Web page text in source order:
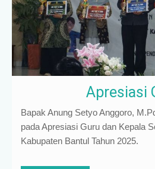
Apresiasi
Bapak Anung Setyo Anggoro,
pada Apresiasi Guru dan Kepala
Kabupaten Bantul Tahun 2025.